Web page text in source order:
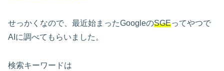
せっかくなので、最近始まったGoogleのSGEってやつで
AIに調べてもらいました。
検索キーワードは